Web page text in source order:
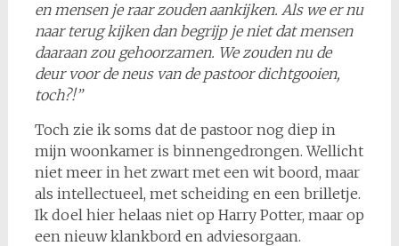
en mensen je raar zouden aankijken. Als we er nu
naar terug kijken dan begrijp je niet dat mensen
daaraan zou gehoorzamen. We zouden nu de
deur voor de neus van de pastoor dichtgooien,
toch?!”
Toch zie ik soms dat de pastoor nog diep in
mijn woonkamer is binnengedrongen. Wellicht
niet meer in het zwart met een wit boord, maar
als intellectueel, met scheiding en een brilletje.
Ik doel hier helaas niet op Harry Potter, maar op
een nieuw klankbord en adviesorgaan.